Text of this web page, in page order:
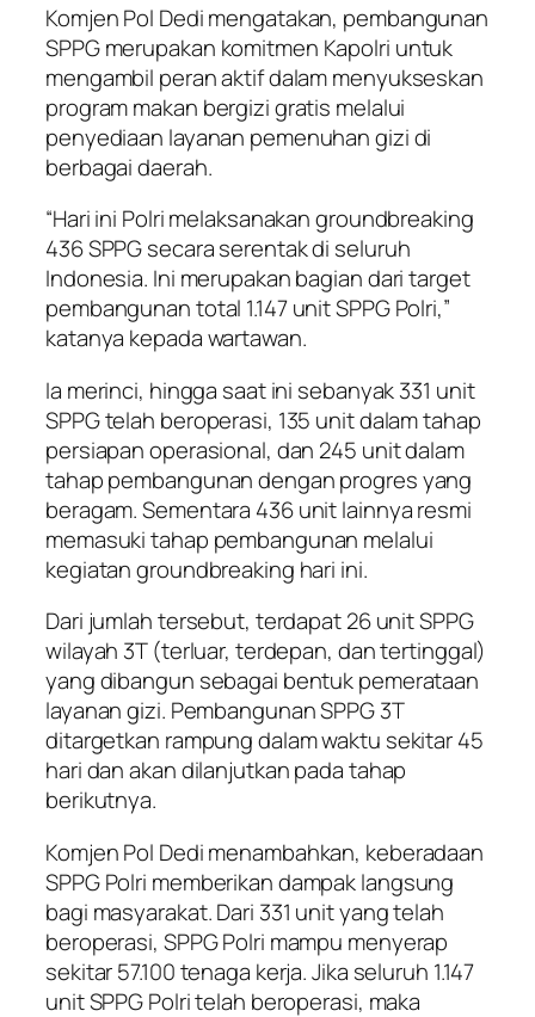
Komjen Pol Dedi mengatakan, pembangunan
SPPG merupakan komitmen Kapolri untuk
mengambil peran aktif dalam menyukseskan
program makan bergizi gratis melalui
penyediaan layanan pemenuhan gizi di
berbagai daerah.
“Hari ini Polri melaksanakan groundbreaking
436 SPPG secara serentak di seluruh
Indonesia. Ini merupakan bagian dari target
pembangunan total 1.147 unit SPPG Polri,”
katanya kepada wartawan.
Ia merinci, hingga saat ini sebanyak 331 unit
SPPG telah beroperasi, 135 unit dalam tahap
persiapan operasional, dan 245 unit dalam
tahap pembangunan dengan progres yang
beragam. Sementara 436 unit lainnya resmi
memasuki tahap pembangunan melalui
kegiatan groundbreaking hari ini.
Dari jumlah tersebut, terdapat 26 unit SPPG
wilayah 3T (terluar, terdepan, dan tertinggal)
yang dibangun sebagai bentuk pemerataan
layanan gizi. Pembangunan SPPG 3T
ditargetkan rampung dalam waktu sekitar 45
hari dan akan dilanjutkan pada tahap
berikutnya.
Komjen Pol Dedi menambahkan, keberadaan
SPPG Polri memberikan dampak langsung
bagi masyarakat. Dari 331 unit yang telah
beroperasi, SPPG Polri mampu menyerap
sekitar 57.100 tenaga kerja. Jika seluruh 1.147
unit SPPG Polri telah beroperasi, maka